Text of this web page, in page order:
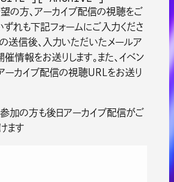
の方、アーカイブ配信の視聴をご
ずれも下記フォームにご入力くださ
の送信後、入力いただいたメールア
催情報をお送りします。また、イベン
ーカイブ配信の視聴URLをお送り
加の方も後日アーカイブ配信がご
ます